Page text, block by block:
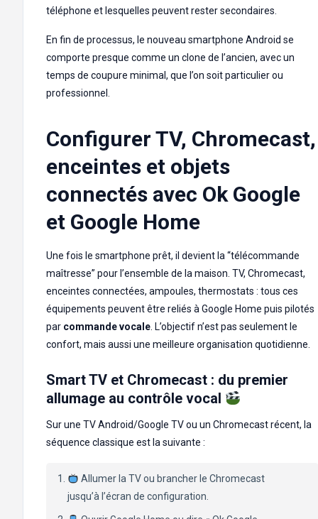
téléphone et lesquelles peuvent rester secondaires.
En fin de processus, le nouveau smartphone Android se
comporte presque comme un clone de l’ancien, avec un
temps de coupure minimal, que l’on soit particulier ou
professionnel.
Configurer TV, Chromecast,
enceintes et objets
connectés avec Ok Google
et Google Home
Une fois le smartphone prêt, il devient la “télécommande
maîtresse” pour l’ensemble de la maison. TV, Chromecast,
enceintes connectées, ampoules, thermostats : tous ces
équipements peuvent être reliés à Google Home puis pilotés
par commande vocale. L’objectif n’est pas seulement le
confort, mais aussi une meilleure organisation quotidienne.
Smart TV et Chromecast : du premier
allumage au contrôle vocal
Sur une TV Android/Google TV ou un Chromecast récent, la
séquence classique est la suivante :
Allumer la TV ou brancher le Chromecast
jusqu’à l’écran de configuration.